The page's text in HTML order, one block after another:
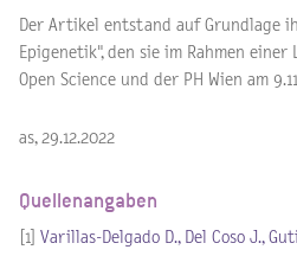
Der Artikel entstand auf Grundlage
Epigenetik", den sie im Rahmen
Open Science und der PH Wien am
as, 29.12.2022
Quellenangaben
[1] Varillas-Delgado D., Del Coso J.,